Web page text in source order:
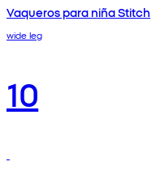
Vaqueros para niña Stitch
wide leg
10